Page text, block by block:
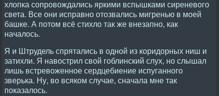
хлопка сопровождались яркими вспышками сиреневого
света. Все они исправно отозвались мигренью в моей
башке. А потом всё стихло так же внезапно, как
началось.
Я и Штрудель спрятались в одной из коридорных ниш и
затихли. Я навострил свой гоблинский слух, но слышал
лишь встревоженное сердцебиение испуганного
зверька. Ну, во всяком случае, сначала мне так
показалось.